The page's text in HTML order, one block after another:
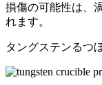
損傷の可能性は、
れます。
タングステンるつ